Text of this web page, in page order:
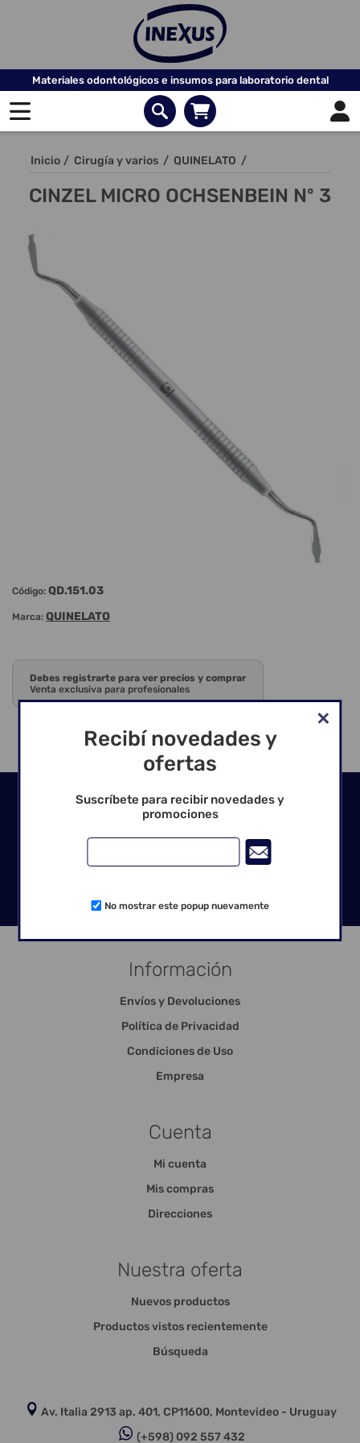
Materiales odontológicos e insumos para laboratorio dental
Inicio / Cirugía y varios / QUINELATO /
CINZEL MICRO OCHSENBEIN Nº 3
Código: QD.151.03
Marca: QUINELATO
Debes registrarte para ver precios y comprar
Venta exclusiva para profesionales
Seguinos en las redes
Información
Envíos y Devoluciones
Política de Privacidad
Condiciones de Uso
Empresa
Cuenta
Mi cuenta
Mis compras
Direcciones
Nuestra oferta
Nuevos productos
Productos vistos recientemente
Búsqueda
Av. Italia 2913 ap. 401, CP11600, Montevideo - Uruguay
(+598) 092 557 432
Recibí novedades y
ofertas
Suscríbete para recibir novedades y
promociones
No mostrar este popup nuevamente